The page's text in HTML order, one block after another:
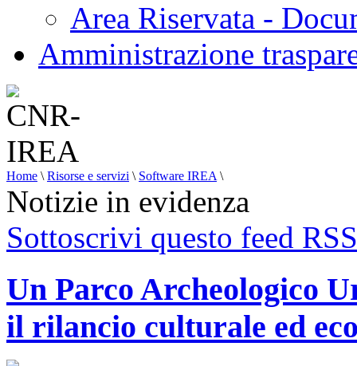
Area Riservata -
Amministrazione
Home \ Risorse e servizi \ Software IREA \
Notizie in evidenza
Sottoscrivi questo feed RSS
Un Parco Archeologico
il rilancio culturale ed